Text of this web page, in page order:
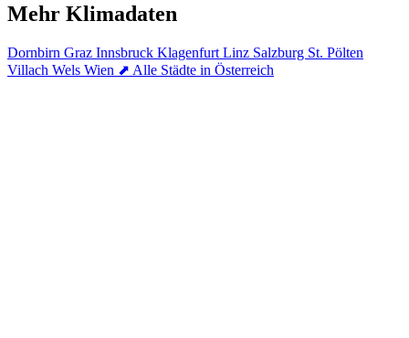
Mehr Klimadaten
Dornbirn Graz Innsbruck Klagenfurt Linz Salzburg St. Pölten
Villach Wels Wien ⬈ Alle Städte in Österreich